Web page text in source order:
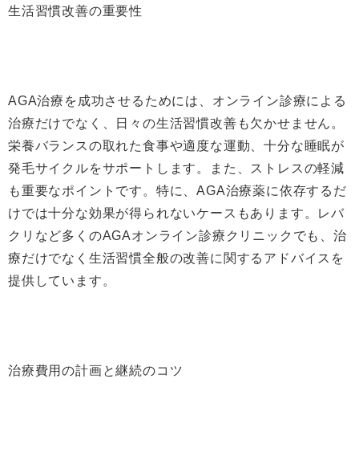
生活習慣改善の重要性
AGA治療を成功させるためには、オンライン診療による
治療だけでなく、日々の生活習慣改善も欠かせません。
栄養バランスの取れた食事や適度な運動、十分な睡眠が
発毛サイクルをサポートします。また、ストレスの軽減
も重要なポイントです。特に、AGA治療薬に依存するだ
けでは十分な効果が得られないケースもあります。レバ
クリなど多くのAGAオンライン診療クリニックでも、治
療だけでなく生活習慣全般の改善に関するアドバイスを
提供しています。
治療費用の計画と継続のコツ